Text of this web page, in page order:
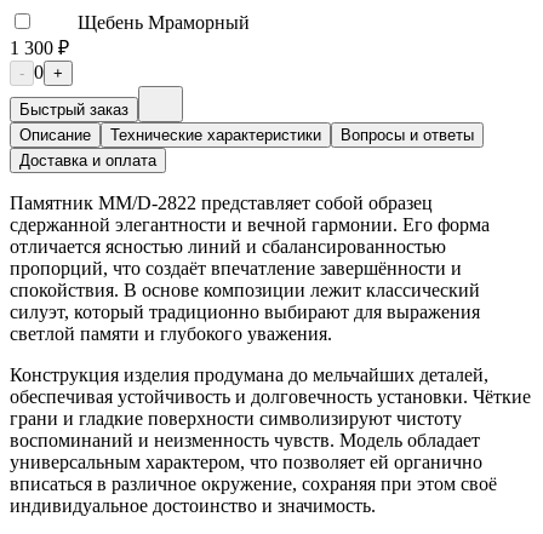
Щебень Мраморный
1 300 ₽
- 0 +
Быстрый заказ
Описание
Технические характеристики
Вопросы и ответы
Доставка и оплата
Памятник ММ/D-2822 представляет собой образец
сдержанной элегантности и вечной гармонии. Его форма
отличается ясностью линий и сбалансированностью
пропорций, что создаёт впечатление завершённости и
спокойствия. В основе композиции лежит классический
силуэт, который традиционно выбирают для выражения
светлой памяти и глубокого уважения.
Конструкция изделия продумана до мельчайших деталей,
обеспечивая устойчивость и долговечность установки. Чёткие
грани и гладкие поверхности символизируют чистоту
воспоминаний и неизменность чувств. Модель обладает
универсальным характером, что позволяет ей органично
вписаться в различное окружение, сохраняя при этом своё
индивидуальное достоинство и значимость.